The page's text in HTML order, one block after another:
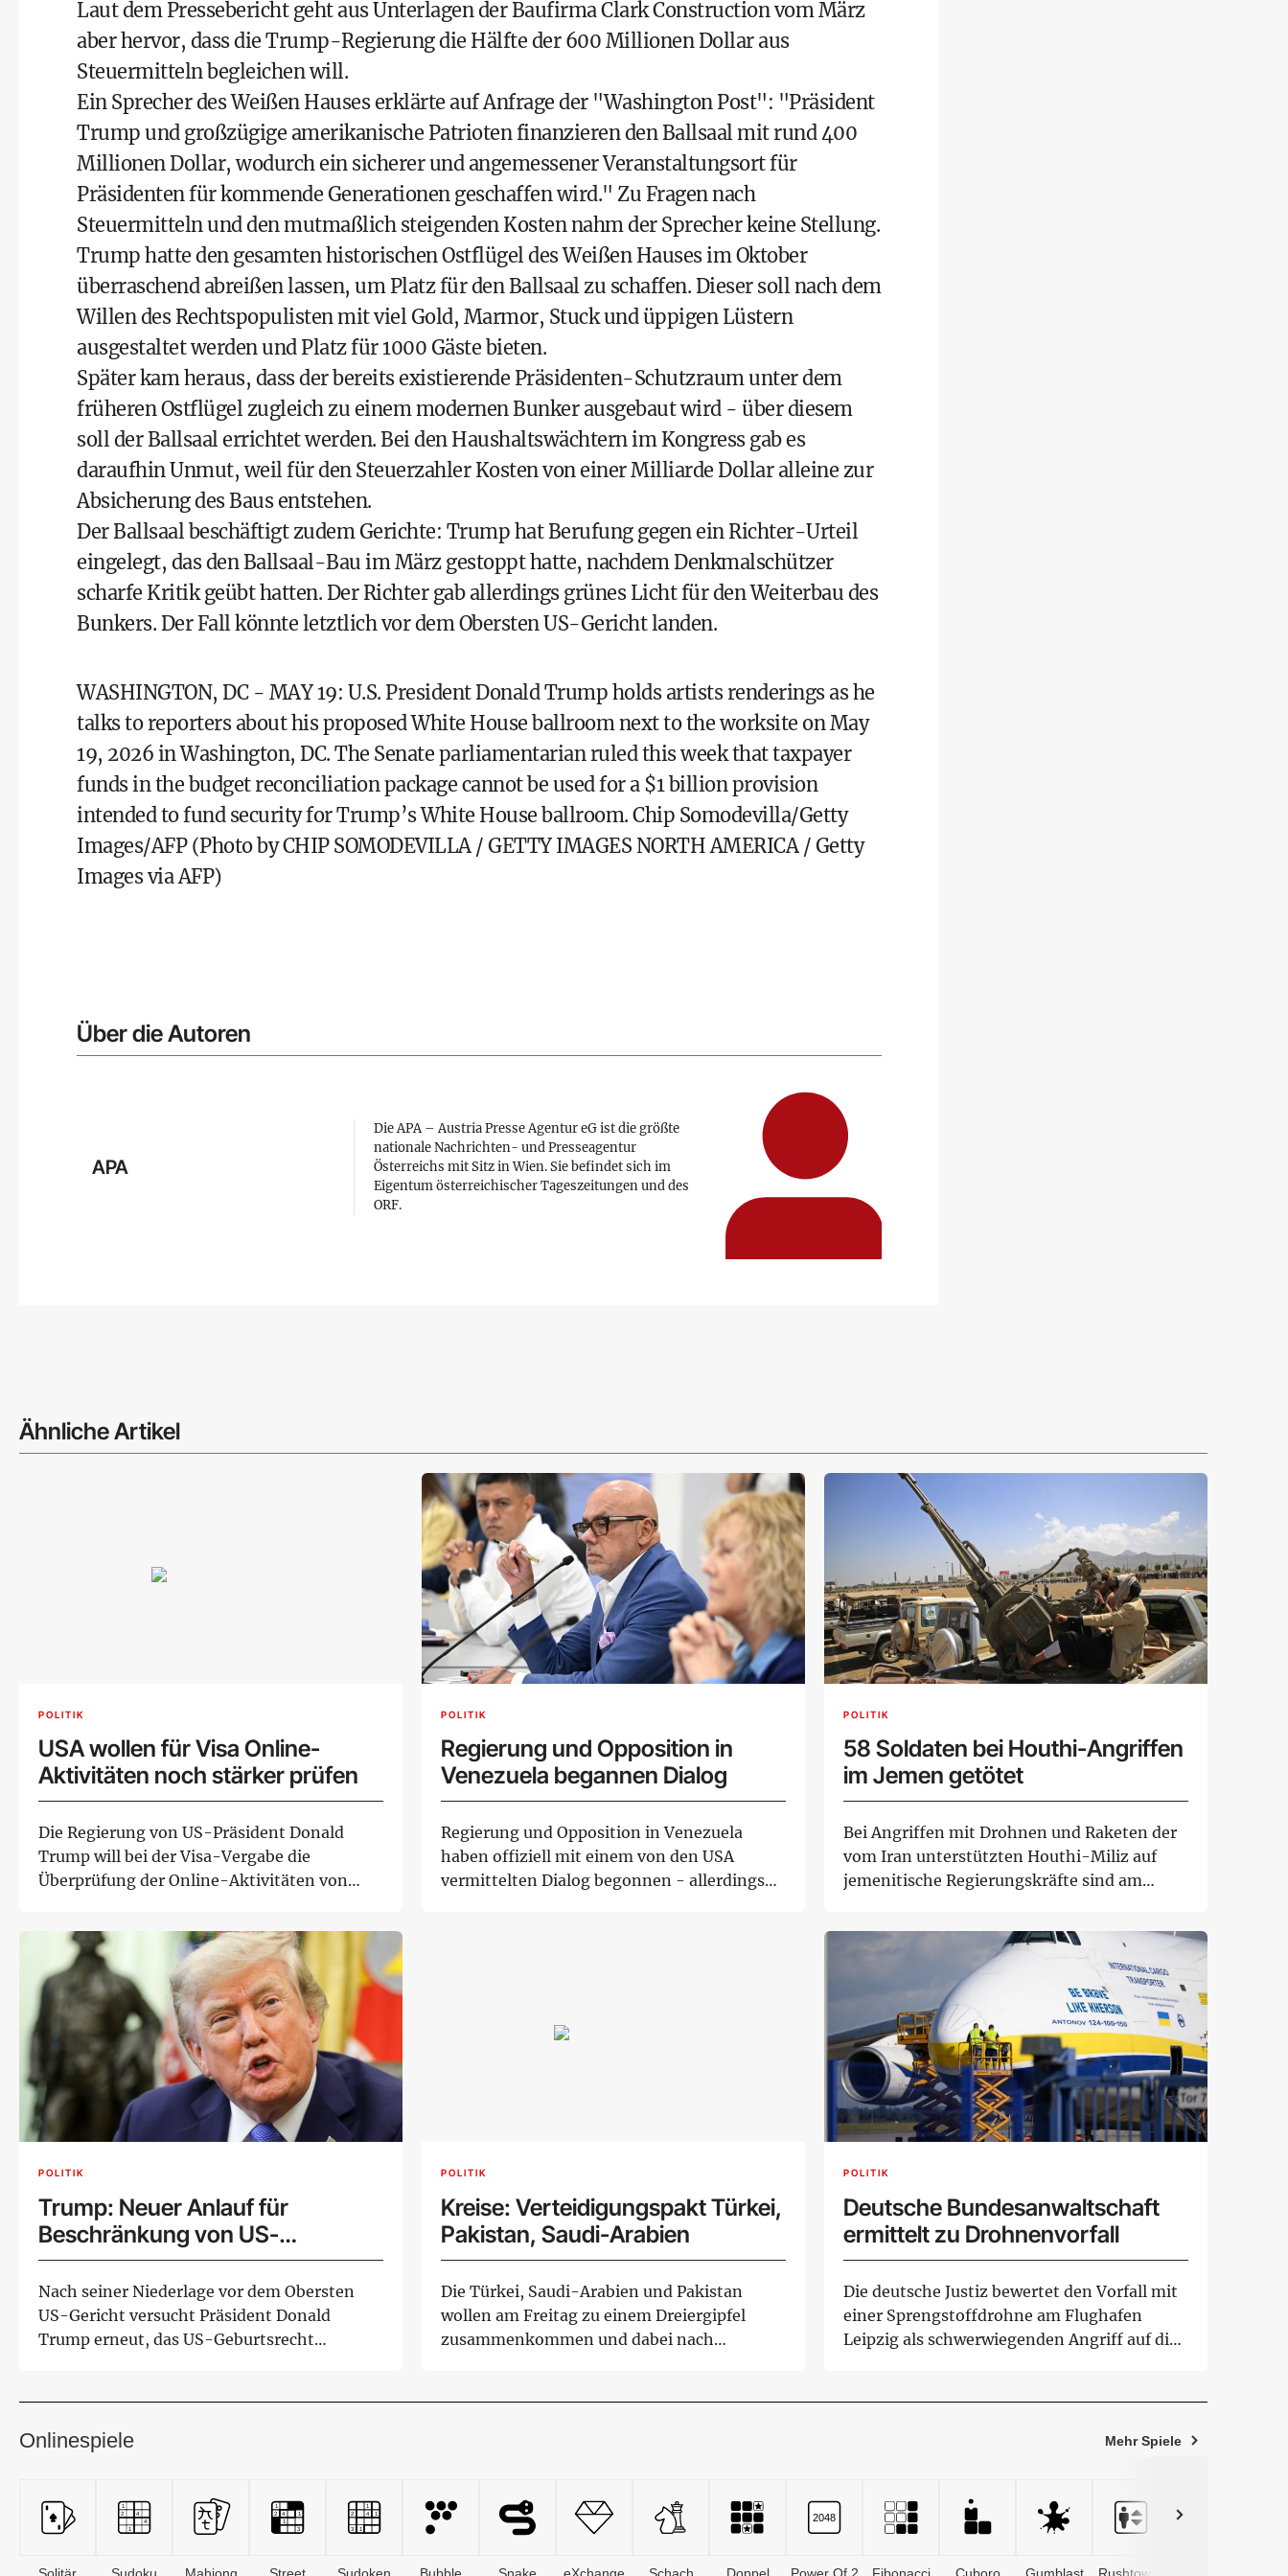
Laut dem Pressebericht geht aus Unterlagen der Baufirma Clark Construction vom März
aber hervor, dass die Trump-Regierung die Hälfte der 600 Millionen Dollar aus
Steuermitteln begleichen will.
Ein Sprecher des Weißen Hauses erklärte auf Anfrage der "Washington Post": "Präsident
Trump und großzügige amerikanische Patrioten finanzieren den Ballsaal mit rund 400
Millionen Dollar, wodurch ein sicherer und angemessener Veranstaltungsort für
Präsidenten für kommende Generationen geschaffen wird." Zu Fragen nach
Steuermitteln und den mutmaßlich steigenden Kosten nahm der Sprecher keine Stellung.
Trump hatte den gesamten historischen Ostflügel des Weißen Hauses im Oktober
überraschend abreißen lassen, um Platz für den Ballsaal zu schaffen. Dieser soll nach dem
Willen des Rechtspopulisten mit viel Gold, Marmor, Stuck und üppigen Lüstern
ausgestaltet werden und Platz für 1000 Gäste bieten.
Später kam heraus, dass der bereits existierende Präsidenten-Schutzraum unter dem
früheren Ostflügel zugleich zu einem modernen Bunker ausgebaut wird - über diesem
soll der Ballsaal errichtet werden. Bei den Haushaltswächtern im Kongress gab es
daraufhin Unmut, weil für den Steuerzahler Kosten von einer Milliarde Dollar alleine zur
Absicherung des Baus entstehen.
Der Ballsaal beschäftigt zudem Gerichte: Trump hat Berufung gegen ein Richter-Urteil
eingelegt, das den Ballsaal-Bau im März gestoppt hatte, nachdem Denkmalschützer
scharfe Kritik geübt hatten. Der Richter gab allerdings grünes Licht für den Weiterbau des
Bunkers. Der Fall könnte letztlich vor dem Obersten US-Gericht landen.
WASHINGTON, DC - MAY 19: U.S. President Donald Trump holds artists renderings as he
talks to reporters about his proposed White House ballroom next to the worksite on May
19, 2026 in Washington, DC. The Senate parliamentarian ruled this week that taxpayer
funds in the budget reconciliation package cannot be used for a $1 billion provision
intended to fund security for Trump’s White House ballroom. Chip Somodevilla/Getty
Images/AFP (Photo by CHIP SOMODEVILLA / GETTY IMAGES NORTH AMERICA / Getty
Images via AFP)
Über die Autoren
APA
Die APA – Austria Presse Agentur eG ist die größte
nationale Nachrichten- und Presseagentur
Österreichs mit Sitz in Wien. Sie befindet sich im
Eigentum österreichischer Tageszeitungen und des
ORF.
Ähnliche Artikel
POLITIK
USA wollen für Visa Online-
Aktivitäten noch stärker prüfen
Die Regierung von US-Präsident Donald
Trump will bei der Visa-Vergabe die
Überprüfung der Online-Aktivitäten von
POLITIK
Regierung und Opposition in
Venezuela begannen Dialog
Regierung und Opposition in Venezuela
haben offiziell mit einem von den USA
vermittelten Dialog begonnen - allerdings
POLITIK
58 Soldaten bei Houthi-Angriffen
im Jemen getötet
Bei Angriffen mit Drohnen und Raketen der
vom Iran unterstützten Houthi-Miliz auf
jemenitische Regierungskräfte sind am
POLITIK
Trump: Neuer Anlauf für
Beschränkung von US-
Geburtsrecht
Nach seiner Niederlage vor dem Obersten
US-Gericht versucht Präsident Donald
Trump erneut, das US-Geburtsrecht
POLITIK
Kreise: Verteidigungspakt Türkei,
Pakistan, Saudi-Arabien
Die Türkei, Saudi-Arabien und Pakistan
wollen am Freitag zu einem Dreiergipfel
zusammenkommen und dabei nach
POLITIK
Deutsche Bundesanwaltschaft
ermittelt zu Drohnenvorfall
Die deutsche Justiz bewertet den Vorfall mit
einer Sprengstoffdrohne am Flughafen
Leipzig als schwerwiegenden Angriff auf die
Onlinespiele Mehr Spiele
Solitär Sudoku Mahjong Street Sudoken Bubble Snake eXchange Schach Doppel Power Of 2 Fibonacci Cuboro Gumblast Rushtower